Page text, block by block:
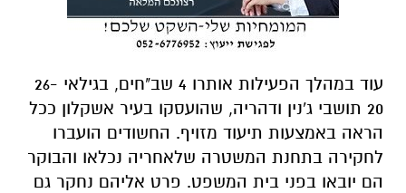
עוד במהלך הפעילות אותרו 4 שב"חים, בגילאי 26-
20 תושבי ג'נין ודהריה, שהועסקו בעיר אשקלון ככל
הראה באמצעות תיעוד מזויף. החשודים הועברו
לחקירה בתחנת המשטרה שלאחריה נכלאו והבוקר
הם יובאו בפני בית המשפט. פרט אליהם נחקר גם